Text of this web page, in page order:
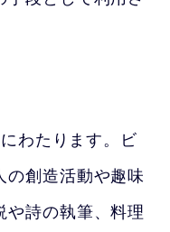
わたります。ビ
の創造活動や趣味
や詩の執筆、料理